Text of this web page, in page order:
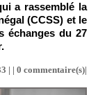
a rassemblé la
(CCSS) et le
échanges du 27
| | 0 commentaire(s)|